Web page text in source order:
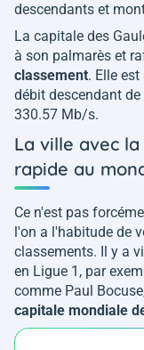
descendants et
La capitale des
à son palmarès et
classement. Elle
débit descendant
330.57 Mb/s.
La ville avec
rapide au
Ce n'est pas
l'on a l'habitude de
classements. Il y a
en Ligue 1, par
comme Paul
capitale mondiale